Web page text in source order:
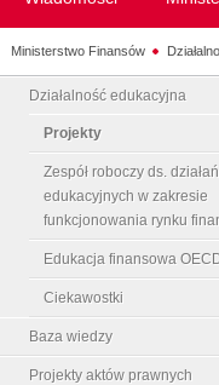
Ministerstwo Finansów
Działalność edukacyjna
Projekty
Zespół roboczy ds. działań
edukacyjnych w zakresie
funkcjonowania rynku
Edukacja finansowa
Ciekawostki
Baza wiedzy
Projekty aktów prawnych